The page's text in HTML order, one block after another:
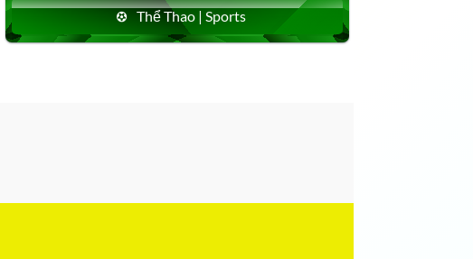
Thể Thao | Sports